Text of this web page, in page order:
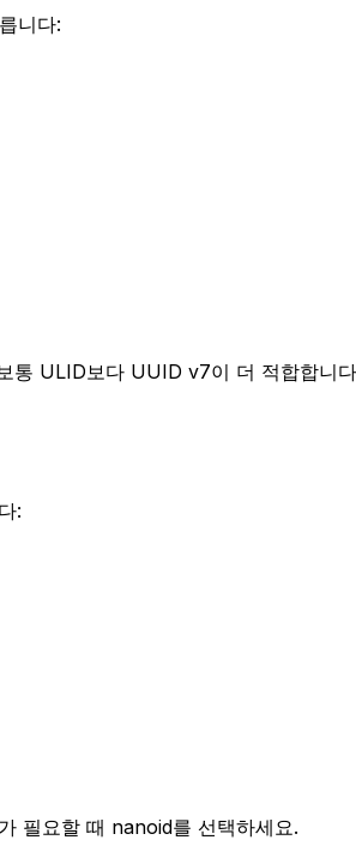
니다:
ULID보다 UUID v7이 더 적합합니
:
필요할 때 nanoid를 선택하세요.